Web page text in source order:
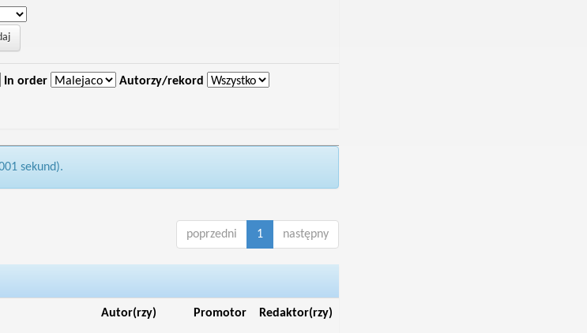
In order Autorzy/rekord
sekund).
poprzedni 1 następny
Autor(rzy) Promotor Redaktor(rzy)